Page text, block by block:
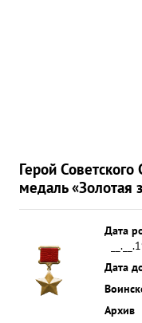
Герой
медаль «Золотая
Дата
Дата
Архив